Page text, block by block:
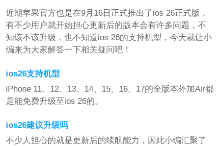
近期苹果官方也是在9月16日正式推出了ios 26正式版，
有不少用户就开始担心更新后的版本会有许多问题，不
知该不该升级，也不知道ios 26的支持机型，今天就让小
编来为大家解答一下相关疑问吧！
ios26支持机型
iPhone 11、12、13、14、15、16、17的全版本外加Air都
是能免费升级至ios 26的。
ios26建议升级吗
不少人担心的就是更新后的续航能力，因此小编汇聚了